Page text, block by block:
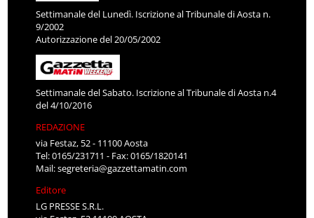
Settimanale del Lunedì. Iscrizione al Tribunale di Aosta n.
9/2002
Autorizzazione del 20/05/2002
Settimanale del Sabato. Iscrizione al Tribunale di Aosta n.4
del 4/10/2016
REDAZIONE
via Festaz, 52 - 11100 Aosta
Tel: 0165/231711 - Fax: 0165/1820141
Mail:segreteria@gazzettamatin.com
Editore
LG PRESSE S.R.L.